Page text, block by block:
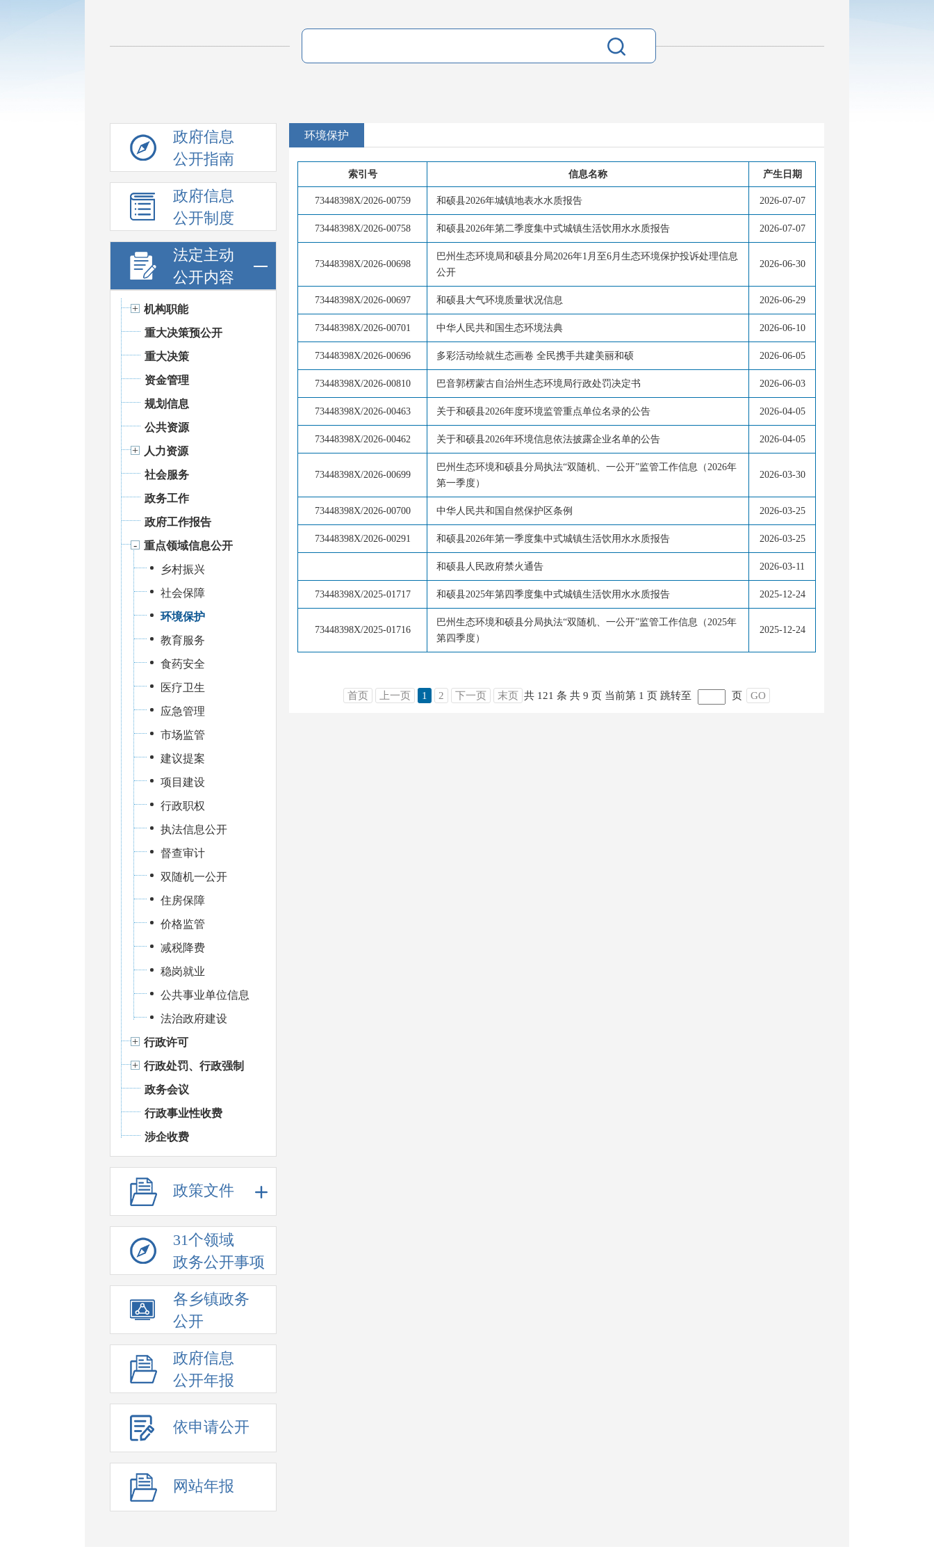
政府信息
公开指南
政府信息
公开制度
法定主动
公开内容
机构职能
重大决策预公开
重大决策
资金管理
规划信息
公共资源
人力资源
社会服务
政务工作
政府工作报告
重点领域信息公开
乡村振兴
社会保障
环境保护
教育服务
食药安全
医疗卫生
应急管理
市场监管
建议提案
项目建设
行政职权
执法信息公开
督查审计
双随机一公开
住房保障
价格监管
减税降费
稳岗就业
公共事业单位信息
法治政府建设
行政许可
行政处罚、行政强制
政务会议
行政事业性收费
涉企收费
政策文件
31个领域
政务公开事项
各乡镇政务
公开
政府信息
公开年报
依申请公开
网站年报
环境保护
索引号 信息名称 产生日期
73448398X/2026-00759 和硕县2026年城镇地表水水质报告 2026-07-07
73448398X/2026-00758 和硕县2026年第二季度集中式城镇生活饮用水水质报告 2026-07-07
73448398X/2026-00698
巴州生态环境局和硕县分局2026年1月至6月生态环境保护投诉处理信息
公开
2026-06-30
73448398X/2026-00697 和硕县大气环境质量状况信息 2026-06-29
73448398X/2026-00701 中华人民共和国生态环境法典 2026-06-10
73448398X/2026-00696 多彩活动绘就生态画卷 全民携手共建美丽和硕 2026-06-05
73448398X/2026-00810 巴音郭楞蒙古自治州生态环境局行政处罚决定书 2026-06-03
73448398X/2026-00463 关于和硕县2026年度环境监管重点单位名录的公告 2026-04-05
73448398X/2026-00462 关于和硕县2026年环境信息依法披露企业名单的公告 2026-04-05
73448398X/2026-00699
巴州生态环境和硕县分局执法“双随机、一公开”监管工作信息（2026年
第一季度）
2026-03-30
73448398X/2026-00700 中华人民共和国自然保护区条例 2026-03-25
73448398X/2026-00291 和硕县2026年第一季度集中式城镇生活饮用水水质报告 2026-03-25
和硕县人民政府禁火通告 2026-03-11
73448398X/2025-01717 和硕县2025年第四季度集中式城镇生活饮用水水质报告 2025-12-24
73448398X/2025-01716
巴州生态环境和硕县分局执法“双随机、一公开”监管工作信息（2025年
第四季度）
2025-12-24
首页 上一页 1 2 下一页 末页 共 121 条 共 9 页 当前第 1 页 跳转至 页 GO